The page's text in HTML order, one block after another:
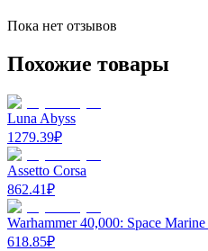
Пока нет отзывов
Похожие товары
Luna Abyss
1279.39₽
Assetto Corsa
862.41₽
Warhammer 40,000: Space
618.85₽